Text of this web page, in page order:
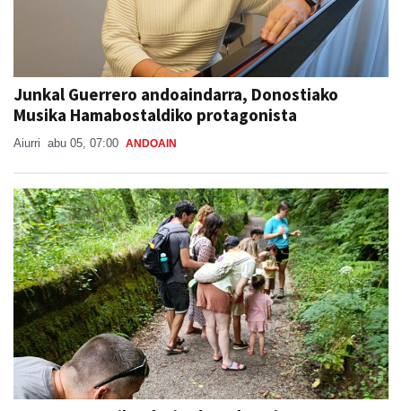
Junkal Guerrero andoaindarra, Donostiako
Musika Hamabostaldiko protagonista
Aiurri abu 05, 07:00 ANDOAIN